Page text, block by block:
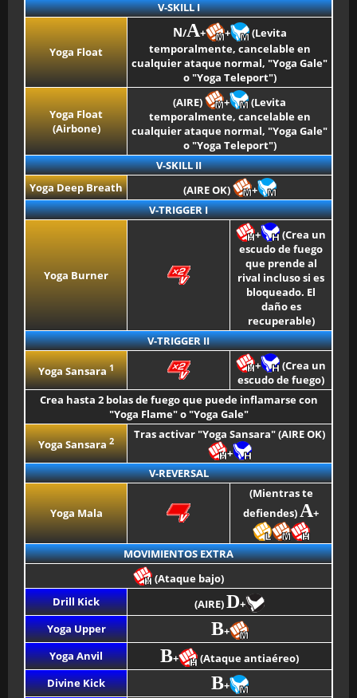
V-SKILL I
Yoga Float
N/A+ +
(Levita
temporalmente, cancelable en
cualquier ataque normal, "Yoga Gale"
o "Yoga Teleport")
Yoga Float
(Airbone)
(AIRE) +
(Levita
temporalmente, cancelable en
cualquier ataque normal, "Yoga Gale"
o "Yoga Teleport")
V-SKILL II
Yoga Deep Breath
(AIRE OK)
+
V-TRIGGER I
Yoga Burner
+
(Crea un
escudo de fuego
que prende al
rival incluso si es
bloqueado. El
daño es
recuperable)
V-TRIGGER II
Yoga Sansara1 +
(Crea un
escudo de fuego)
Crea hasta 2 bolas de fuego que puede inflamarse con
"Yoga Flame" o "Yoga Gale"
Yoga Sansara2
Tras activar "Yoga Sansara" (AIRE OK)
+
V-REVERSAL
Yoga Mala
(Mientras te
defiendes) A+
MOVIMIENTOS EXTRA
(Ataque bajo)
Drill Kick
(AIRE)D+
Yoga Upper
B+
Yoga Anvil
B+
(Ataque antiaéreo)
Divine Kick
B+